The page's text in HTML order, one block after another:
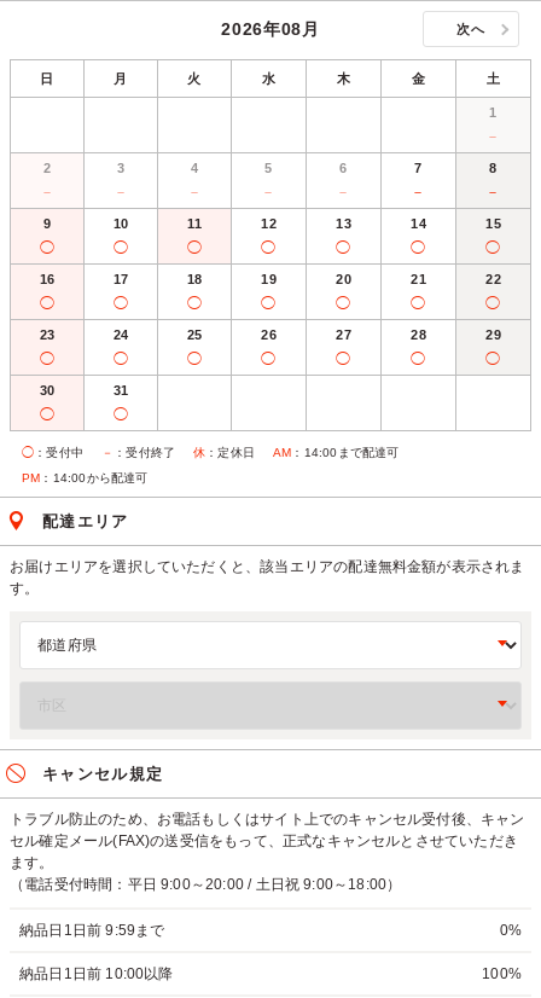
2026年08月 次へ
日 月 火 水 木 金 土
1
－
2
－
3
－
4
－
5
－
6
－
7
－
8
－
9
◯
10
◯
11
◯
12
◯
13
◯
14
◯
15
◯
16
◯
17
◯
18
◯
19
◯
20
◯
21
◯
22
◯
23
◯
24
◯
25
◯
26
◯
27
◯
28
◯
29
◯
30
◯
31
◯
◯ ：受付中 － ：受付終了 休 ：定休日 AM ：14:00まで配達可
PM ：14:00から配達可
配達エリア
お届けエリアを選択していただくと、該当エリアの配達無料金額が表示されま
す。
キャンセル規定
トラブル防止のため、お電話もしくはサイト上でのキャンセル受付後、キャン
セル確定メール(FAX)の送受信をもって、正式なキャンセルとさせていただき
ます。
（電話受付時間：平日 9:00～20:00 / 土日祝 9:00～18:00）
納品日1日前 9:59まで 0%
納品日1日前 10:00以降 100%